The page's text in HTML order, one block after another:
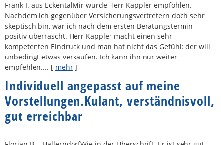
Frank I. aus EckentalMir wurde Herr Kappler empfohlen.
Nachdem ich gegenüber Versicherungsvertretern doch sehr
skeptisch bin, war ich nach dem ersten Beratungstermin
positiv überrascht. Herr Kappler macht einen sehr
kompetenten Eindruck und man hat nicht das Gefühl: der will
unbedingt etwas verkaufen. Ich kann ihn nur weiter
empfehlen.... [ mehr ]
Individuell angepasst auf meine
Vorstellungen.Kulant, verständnisvoll,
gut erreichbar